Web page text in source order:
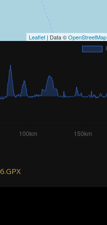
Leaflet | Data ©OpenStreetMap